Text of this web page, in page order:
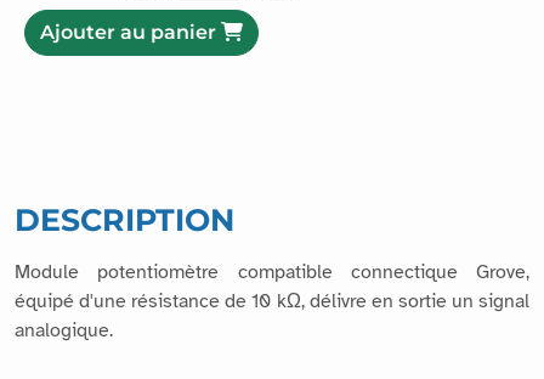
Ajouter au panier
DESCRIPTION
Module potentiomètre compatible connectique Grove,
équipé d'une résistance de 10 kΩ, délivre en sortie un signal
analogique.